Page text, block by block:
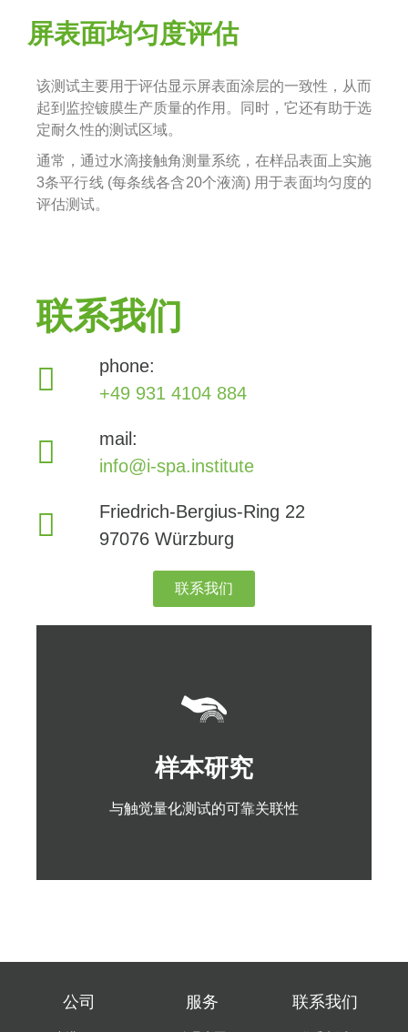
屏表面均匀度评估
该测试主要用于评估显示屏表面涂层的一致性，从而
起到监控镀膜生产质量的作用。同时，它还有助于选
定耐久性的测试区域。
通常，通过水滴接触角测量系统，在样品表面上实施
3条平行线 (每条线各含20个液滴) 用于表面均匀度的
评估测试。
联系我们
phone:
+49 931 4104 884
mail:
info@i-spa.institute
Friedrich-Bergius-Ring 22
97076 Würzburg
联系我们
样本研究
与触觉量化测试的可靠关联性
样本研究
与触觉量化测试的可靠关联性
了解详情
公司 服务 联系我们